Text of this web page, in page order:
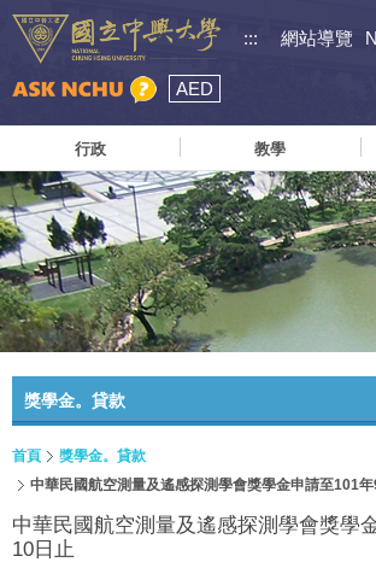
::: 網站導覽
AED
行政 教學
獎學金。貸款
首頁
獎學金。貸款
中華民國航空測量及遙感探測學會獎學金申請至101
中華民國航空測量及遙感探測學會獎學
10日止